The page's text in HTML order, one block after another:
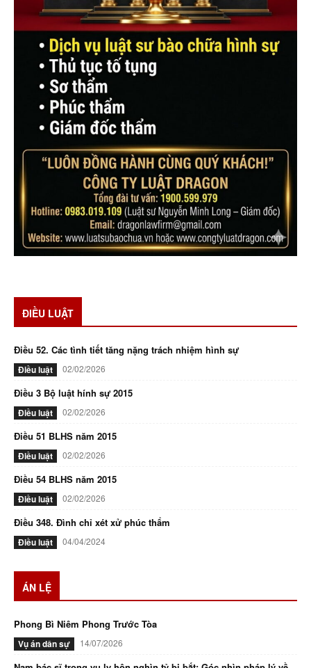
ĐIỀU LUẬT
Điều 52. Các tình tiết tăng nặng trách nhiệm hình sự
Điều luật 02/02/2026
Điều 3 Bộ luật hính sự 2015
Điều luật 02/02/2026
Điều 51 BLHS năm 2015
Điều luật 02/02/2026
Điều 54 BLHS năm 2015
Điều luật 02/02/2026
Điều 348. Đình chỉ xét xử phúc thẩm
Điều luật 04/04/2024
ÁN LỆ
Phong Bì Niêm Phong Trước Tòa
Vụ án dân sự 14/07/2026